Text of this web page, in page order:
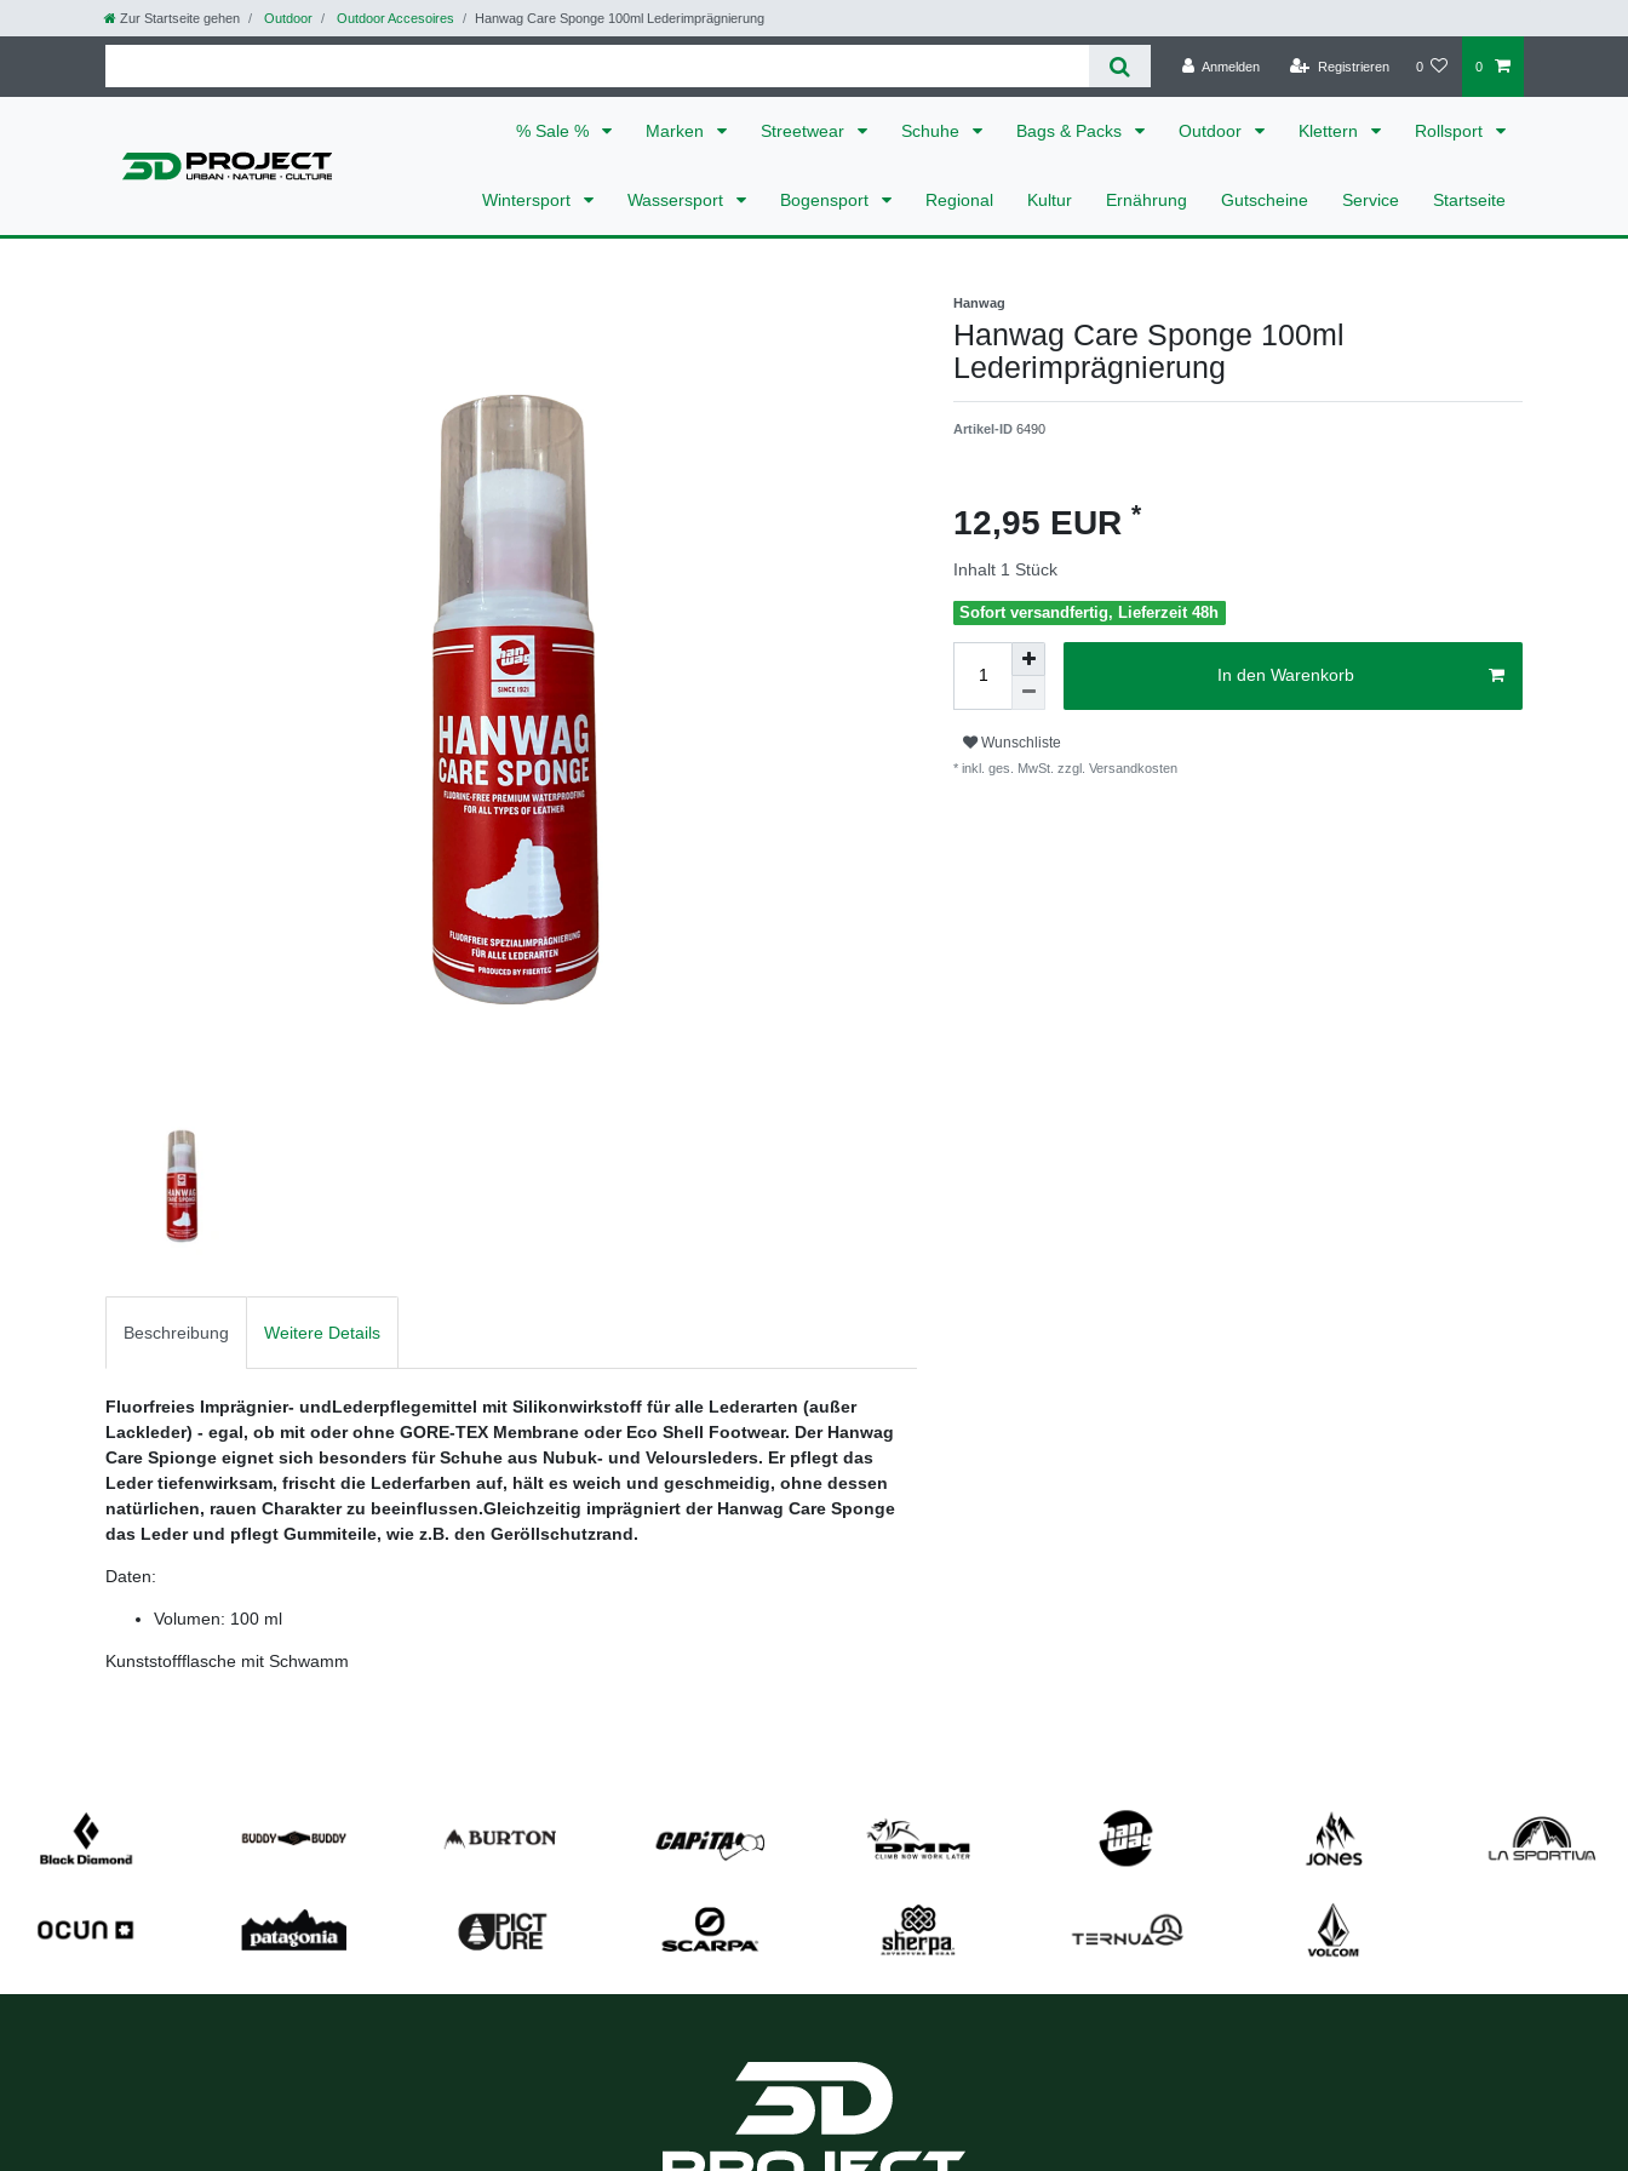
Zur Startseite gehen Outdoor Outdoor Accesoires Hanwag Care Sponge 100ml Lederimprägnierung
Anmelden Registrieren 0 0
% Sale % Marken Streetwear Schuhe Bags & Packs Outdoor Klettern Rollsport
Wintersport Wassersport Bogensport Regional Kultur Ernährung Gutscheine Service Startseite
Hanwag
Hanwag Care Sponge 100ml
Lederimprägnierung
Artikel-ID 6490
12,95 EUR *
Inhalt 1 Stück
Sofort versandfertig, Lieferzeit 48h
In den Warenkorb
Wunschliste
* inkl. ges. MwSt. zzgl. Versandkosten
Beschreibung Weitere Details
Fluorfreies Imprägnier- undLederpflegemittel mit Silikonwirkstoff für alle Lederarten (außer
Lackleder) - egal, ob mit oder ohne GORE-TEX Membrane oder Eco Shell Footwear. Der Hanwag
Care Spionge eignet sich besonders für Schuhe aus Nubuk- und Veloursleders. Er pflegt das
Leder tiefenwirksam, frischt die Lederfarben auf, hält es weich und geschmeidig, ohne dessen
natürlichen, rauen Charakter zu beeinflussen.Gleichzeitig imprägniert der Hanwag Care Sponge
das Leder und pflegt Gummiteile, wie z.B. den Geröllschutzrand.
Daten:
Volumen: 100 ml
Kunststoffflasche mit Schwamm